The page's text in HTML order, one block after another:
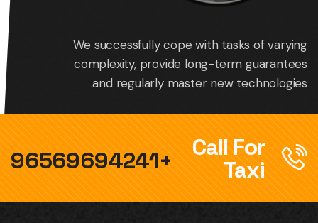
We successfully cope with tasks of varying
complexity, provide long-term guarantees
and regularly master new technologies.
Call For
Taxi
+96569694241